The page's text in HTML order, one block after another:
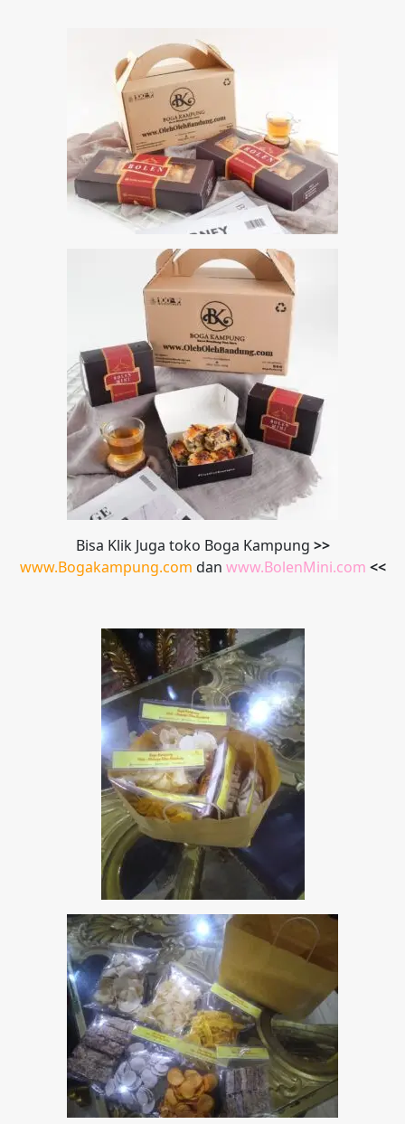
Bisa Klik Juga toko Boga Kampung >>
www.Bogakampung.com dan www.BolenMini.com <<